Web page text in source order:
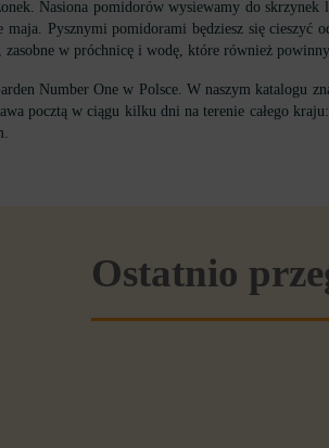
Nasiona pomidorów wysiewamy do
Pysznymi pomidorami będziesz się cieszyć
w próchnicę i wodę, które również
Number One w Polsce. W naszym katalogu
pocztą w ciągu kilku dni na terenie całego
Ostatnio